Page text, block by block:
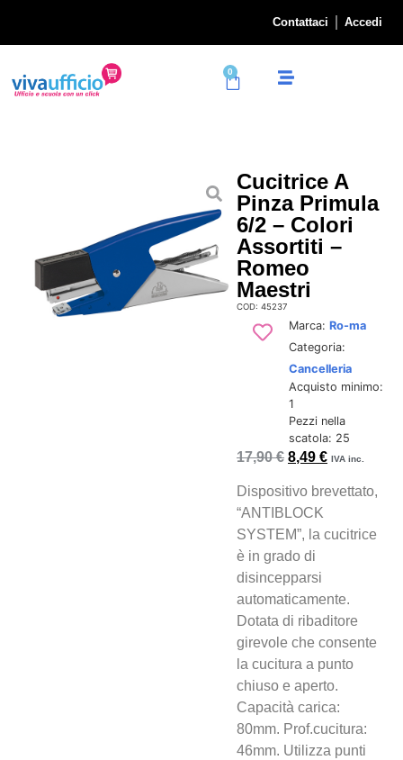
Contattaci Accedi
0
Cucitrice A
Pinza Primula
6/2 – Colori
Assortiti –
Romeo
Maestri
COD: 45237
Marca: Ro-ma
Categoria:
Cancelleria
Acquisto minimo:
1
Pezzi nella
scatola: 25
17,90€ 8,49€ IVA inc.
Dispositivo brevettato,
“ANTIBLOCK
SYSTEM”, la cucitrice
è in grado di
disincepparsi
automaticamente.
Dotata di ribaditore
girevole che consente
la cucitura a punto
chiuso e aperto.
Capacità carica:
80mm. Prof.cucitura:
46mm. Utilizza punti